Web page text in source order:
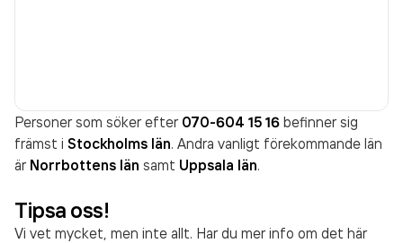
Personer som söker efter 070-604 15 16 befinner sig
främst i Stockholms län. Andra vanligt förekommande län
är Norrbottens län samt Uppsala län.
Tipsa oss!
Vi vet mycket, men inte allt. Har du mer info om det här